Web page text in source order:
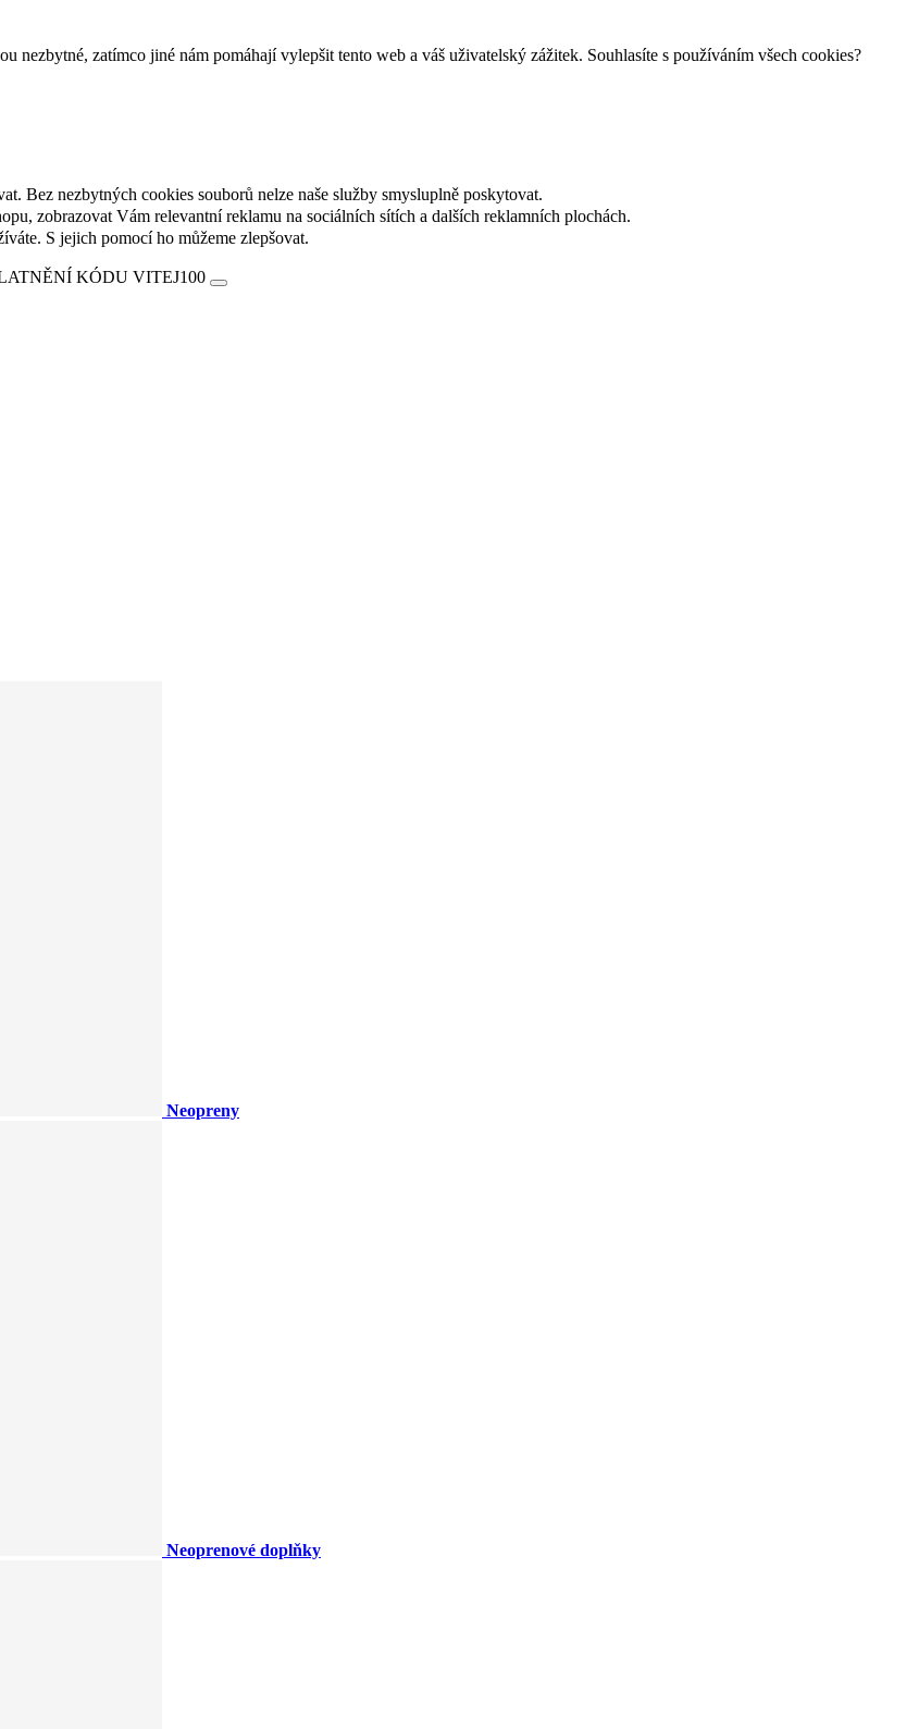
nezbytné, zatímco jiné nám pomáhají vylepšit tento web a váš uživatelský zážitek. Souhlasíte s používáním všech cookies?
Bez nezbytných cookies souborů nelze naše služby smysluplně poskytovat.
zobrazovat Vám relevantní reklamu na sociálních sítích a dalších reklamních plochách.
S jejich pomocí ho můžeme zlepšovat.
KÓDU VITEJ100
Neopreny
Neoprenové doplňky